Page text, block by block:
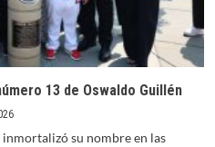
13 de Oswaldo Guillén
su nombre en las